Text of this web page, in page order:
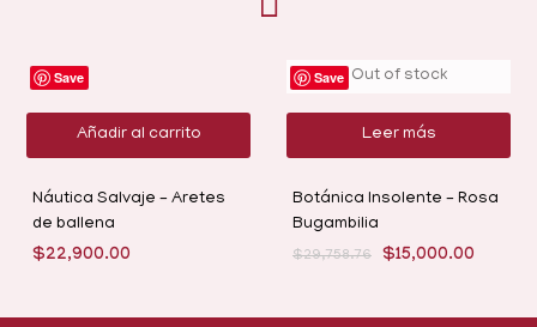
Save
Añadir al carrito
Náutica Salvaje – Aretes
de ballena
$22,900.00
Save Out of stock
Leer más
-50%
Botánica Insolente – Rosa
Bugambilia
$29,758.76 $15,000.00